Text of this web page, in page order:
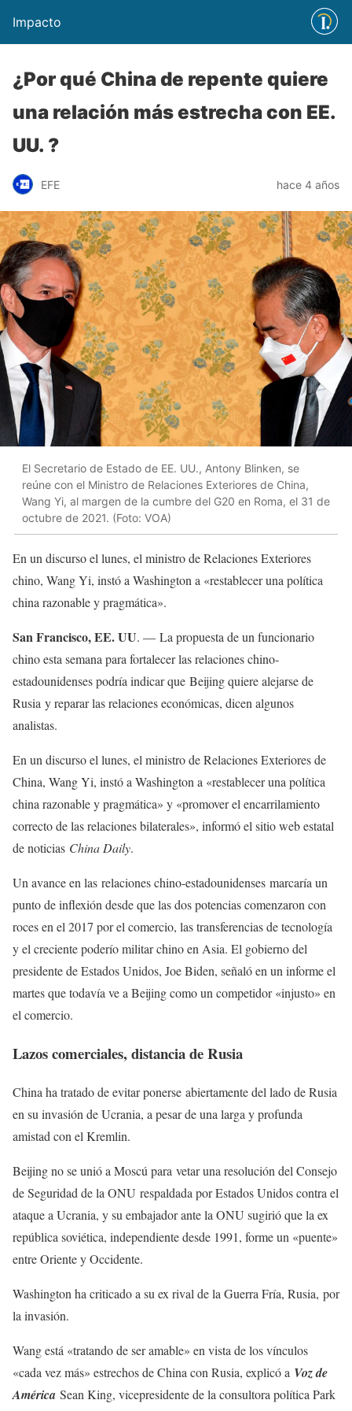
Impacto
¿Por qué China de repente quiere
una relación más estrecha con EE.
UU. ?
EFE hace 4 años
El Secretario de Estado de EE. UU., Antony Blinken, se
reúne con el Ministro de Relaciones Exteriores de China,
Wang Yi, al margen de la cumbre del G20 en Roma, el 31 de
octubre de 2021. (Foto: VOA)
En un discurso el lunes, el ministro de Relaciones Exteriores
chino, Wang Yi, instó a Washington a «restablecer una política
china razonable y pragmática».
SanFrancisco, EE. UU. — La propuesta de un funcionario
chino esta semana para fortalecer las relaciones chino-
estadounidenses podría indicar que Beijing quiere alejarse de
Rusia y reparar las relaciones económicas, dicen algunos
analistas.
En un discurso el lunes, el ministro de Relaciones Exteriores de
China, Wang Yi, instó a Washington a «restablecer una política
china razonable y pragmática» y «promover el encarrilamiento
correcto de las relaciones bilaterales», informó el sitio web estatal
de noticias China Daily.
Un avance en las relaciones chino-estadounidenses marcaría un
punto de inflexión desde que las dos potencias comenzaron con
roces en el 2017 por el comercio, las transferencias de tecnología
y el creciente poderío militar chino en Asia. El gobierno del
presidente de Estados Unidos, Joe Biden, señaló en un informe el
martes que todavía ve a Beijing como un competidor «injusto» en
el comercio.
Lazos comerciales, distancia de Rusia
China ha tratado de evitar ponerse abiertamente del lado de Rusia
en su invasión de Ucrania, a pesar de una larga y profunda
amistad con el Kremlin.
Beijing no se unió a Moscú para vetar una resolución del Consejo
de Seguridad de la ONU respaldada por Estados Unidos contra el
ataque a Ucrania, y su embajador ante la ONU sugirió que la ex
república soviética, independiente desde 1991, forme un «puente»
entre Oriente y Occidente.
Washington ha criticado a su ex rival de la Guerra Fría, Rusia, por
la invasión.
Wang está «tratando de ser amable» en vista de los vínculos
«cada vez más» estrechos de China con Rusia, explicó a Voz de
América Sean King, vicepresidente de la consultora política Park